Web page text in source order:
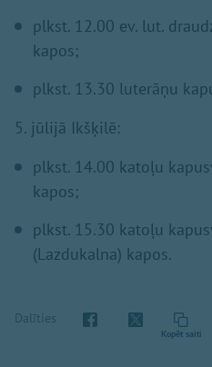
plkst. 12.00 ev. lut.
kapos;
plkst. 13.30 luterāņu
5. jūlijā Ikšķilē:
plkst. 14.00 katoļu
kapos;
plkst. 15.30 katoļu
(Lazdukalna) kapos.
Dalīties
Kopēt saiti